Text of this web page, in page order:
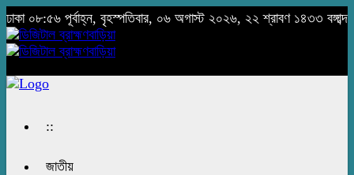
ঢাকা ০৮:৫৬ পূর্বাহ্ন, বৃহস্পতিবার, ০৬ অগাস্ট ২০২৬, ২২ শ্রাবণ ১৪৩৩ বঙ্গাব্দ
::
জাতীয়